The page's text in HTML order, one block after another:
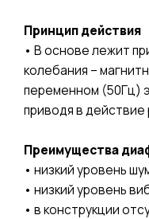
Принцип действия
• В основе лежит
колебания –
переменном (50Гц)
приводя в
Преимущества
• низкий уровень
• низкий уровень
• в конструкции